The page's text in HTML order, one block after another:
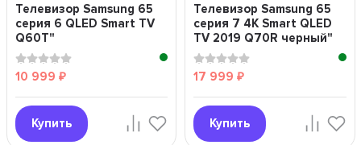
Телевизор Samsung 65
серия 6 QLED Smart TV
Q60T"
10 999 ₽
Купить
Телевизор Samsung 65
серия 7 4K Smart QLED
TV 2019 Q70R черный"
17 999 ₽
Купить